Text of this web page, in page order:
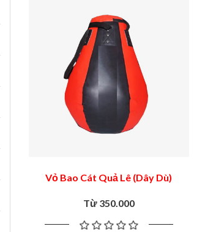
Vỏ Bao Cát Quả Lê (Dây Dù)
Từ 350.000